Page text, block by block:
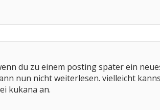
du zu einem posting später ein
nun nicht weiterlesen. vielleicht
kukana an.